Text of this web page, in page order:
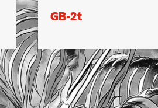
GB-2t